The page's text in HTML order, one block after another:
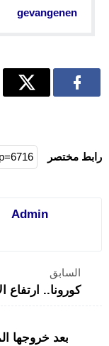
gevangenen
رابط مختصر
Admin
السابق
كورونا.. ارتفاع
بعد خروجها